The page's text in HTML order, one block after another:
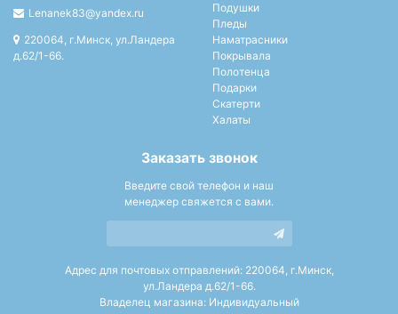
Lenanek83@yandex.ru
220064, г.Минск, ул.Ландера
д.62/1-66.
Подушки
Пледы
Наматрасники
Покрывала
Полотенца
Подарки
Скатерти
Халаты
Заказать звонок
Введите свой телефон и наш
менеджер свяжется с вами.
Адрес для почтовых отправлений: 220064, г.Минск,
ул.Ландера д.62/1-66.
Владелец магазина: Индивидуальный